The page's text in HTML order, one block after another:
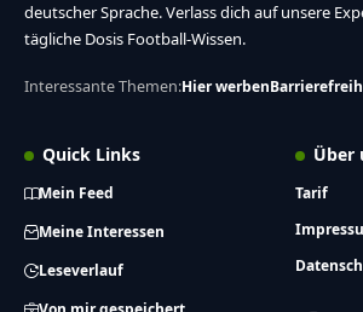
deutscher Sprache. Verlass dich auf unsere
tägliche Dosis Football-Wissen.
Interessante Themen:Hier werben
Quick Links
Mein Feed
Meine Interessen
Leseverlauf
Über
Tarif